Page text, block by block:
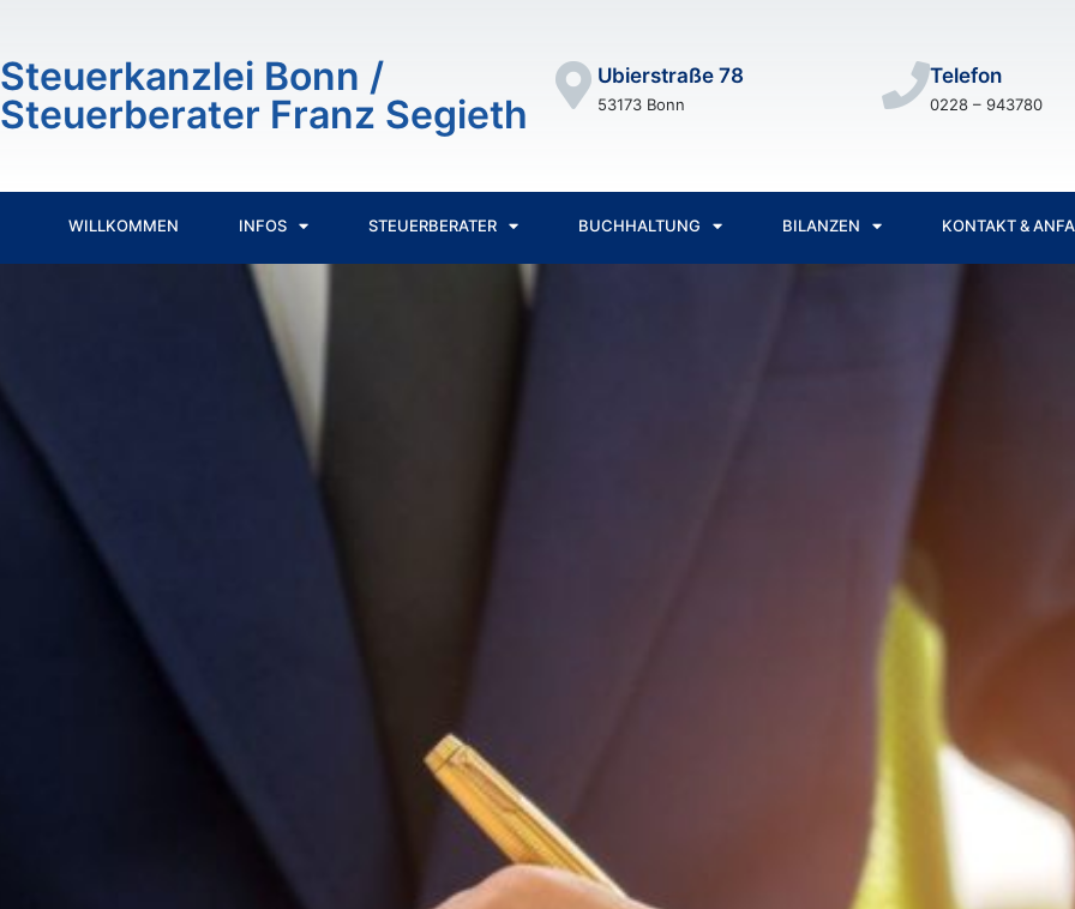
Steuerkanzlei Bonn /
Steuerberater Franz Segieth
Ubierstraße 78
53173 Bonn
Telefon
0228 – 943780
WILLKOMMEN INFOS STEUERBERATER BUCHHALTUNG BILANZEN KONTAKT &